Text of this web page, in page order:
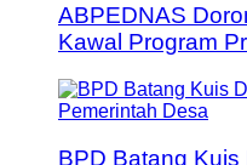
ABPEDNAS
Kawal Program
BPD Batang